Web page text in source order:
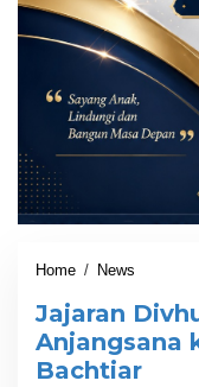
Home / News
a
r
a
Jajaran
Anjangsana
Bachtiar